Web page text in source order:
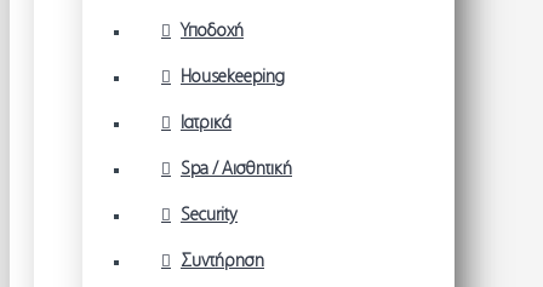
Υποδοχή
Housekeeping
Ιατρικά
Spa / Αισθητική
Security
Συντήρηση